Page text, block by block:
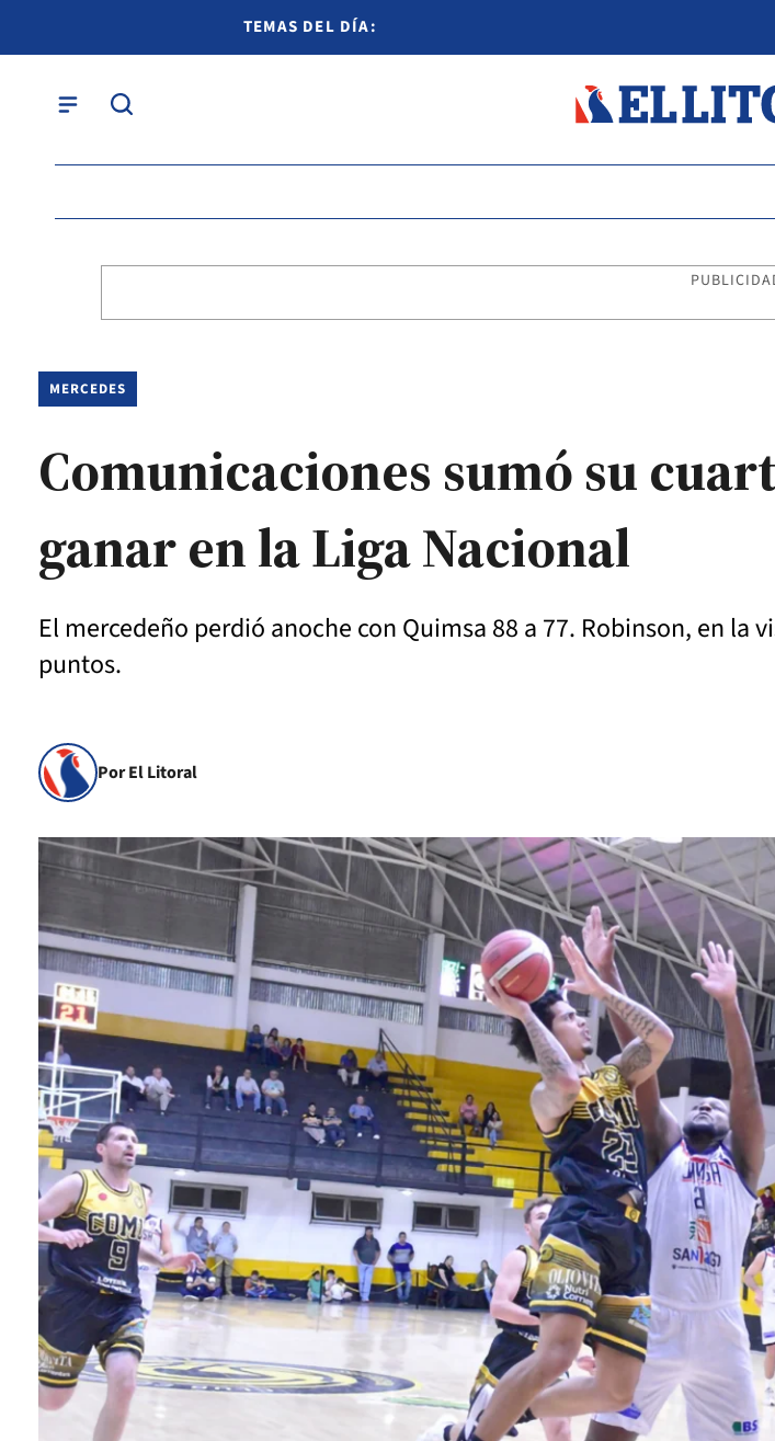
TEMAS DEL DÍA:
MERCEDES
Comunicaciones sumó su
ganar en la Liga Nacional
El mercedeño perdió anoche con Quimsa 88 a 77. Robinson, en la
puntos.
Por El Litoral